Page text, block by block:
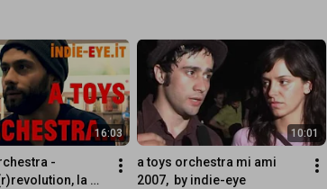
la tua richiesta a cs@indie-eye.it
16:03
-
la
10:01
a toys orchestra mi ami
2007,  by indie-eye